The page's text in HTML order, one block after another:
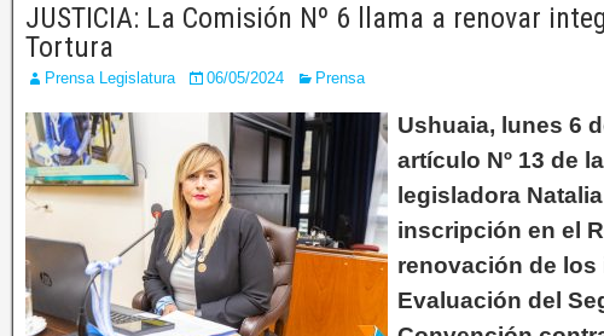
JUSTICIA: La Comisión Nº 6 llama a renovar
Tortura
Prensa Legislatura 06/05/2024 Prensa
Ushuaia, lunes 6
artículo Nº 13 de
legisladora
inscripción en el
renovación de los
Evaluación del